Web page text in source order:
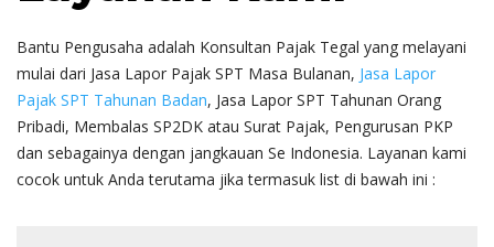
Bantu Pengusaha adalah Konsultan Pajak Tegal yang melayani
mulai dari Jasa Lapor Pajak SPT Masa Bulanan, Jasa Lapor
Pajak SPT Tahunan Badan, Jasa Lapor SPT Tahunan Orang
Pribadi, Membalas SP2DK atau Surat Pajak, Pengurusan PKP
dan sebagainya dengan jangkauan Se Indonesia. Layanan kami
cocok untuk Anda terutama jika termasuk list di bawah ini :